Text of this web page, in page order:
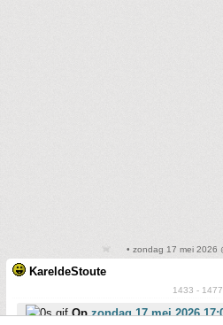
• zondag 17 mei 2026
KareldeStoute
1433 - 1477
Opzondag 17 mei 2026